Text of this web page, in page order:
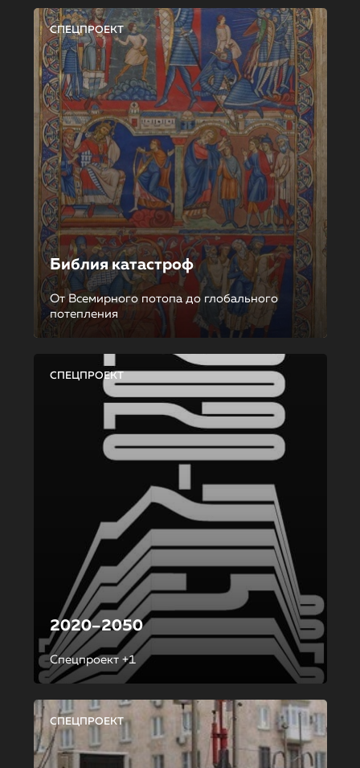
СПЕЦПРОЕКТ
Библия катастроф
От Всемирного потопа до глобального
потепления
СПЕЦПРОЕКТ
2020–2050
Спецпроект +1
СПЕЦПРОЕКТ